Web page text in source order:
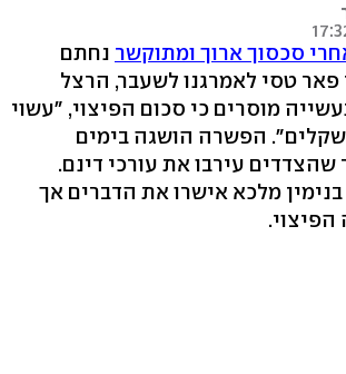
סכסוך ארוך ומתוקשר נחתם
טסי לאמרגנו לשעבר, הרצל
מוסרים כי סכום הפיצוי, "עשוי
שקלים". הפשרה הושגה בימים
שהצדדים עירבו את עורכי דינם.
בנימין מלכא אישרו את הדברים אך
הפיצוי.